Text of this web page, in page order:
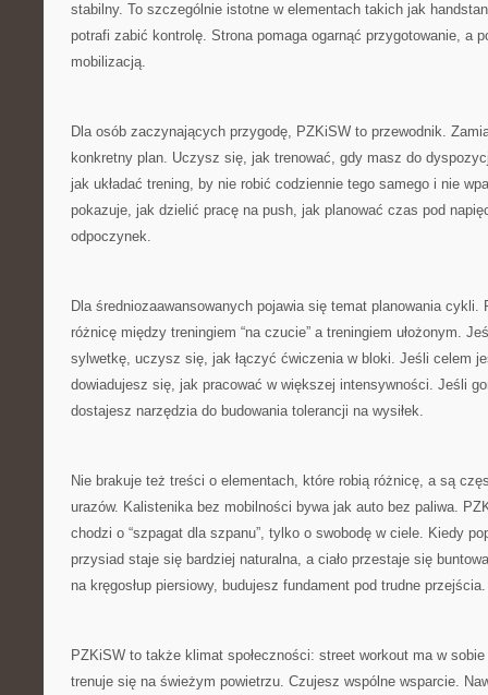
stabilny. To szczególnie istotne w elementach takich jak
potrafi zabić kontrolę. Strona pomaga ogarnąć przygotowanie, a
mobilizacją.
Dla osób zaczynających przygodę, PZKiSW to przewodnik.
konkretny plan. Uczysz się, jak trenować, gdy masz do
jak układać trening, by nie robić codziennie tego samego i nie
pokazuje, jak dzielić pracę na push, jak planować czas pod
odpoczynek.
Dla średniozaawansowanych pojawia się temat planowania cykli.
różnicę między treningiem “na czucie” a treningiem ułożonym.
sylwetkę, uczysz się, jak łączyć ćwiczenia w bloki. Jeśli celem
dowiadujesz się, jak pracować w większej intensywności. Jeśli
dostajesz narzędzia do budowania tolerancji na wysiłek.
Nie brakuje też treści o elementach, które robią różnicę, a są
urazów. Kalistenika bez mobilności bywa jak auto bez paliwa.
chodzi o “szpagat dla szpanu”, tylko o swobodę w ciele. Kiedy
przysiad staje się bardziej naturalna, a ciało przestaje się
na kręgosłup piersiowy, budujesz fundament pod trudne przejścia.
PZKiSW to także klimat społeczności: street workout ma w
trenuje się na świeżym powietrzu. Czujesz wspólne wsparcie.